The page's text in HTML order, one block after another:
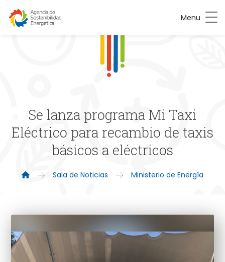
Menu
Se lanza programa Mi Taxi
Eléctrico para recambio de taxis
básicos a eléctricos
Sala de Noticias Ministerio de Energía